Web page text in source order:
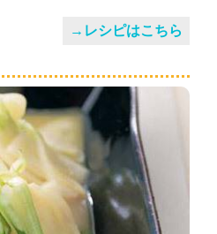
→レシピはこちら